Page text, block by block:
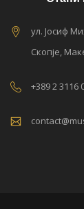
ул. Јосиф
Скопје,
+389 2 3116